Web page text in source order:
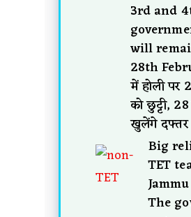
3rd and
will
28th
में होली पर
को छुट्टी,
खुलेंगे दफ्तर
Big
TET
The